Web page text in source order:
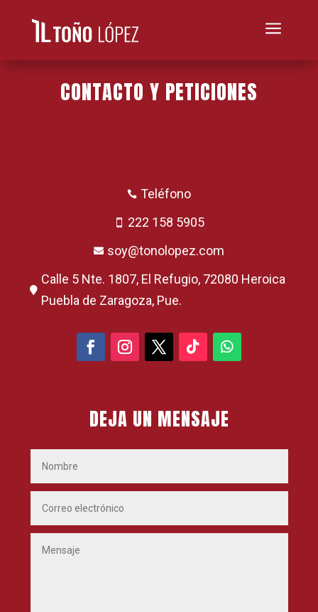
a
CONTACTO Y PETICIONES
 Teléfono
 222 158 5905
 soy@tonolopez.com

Calle 5 Nte. 1807, El Refugio, 72080 Heroica
Puebla de Zaragoza, Pue.
DEJA UN MENSAJE